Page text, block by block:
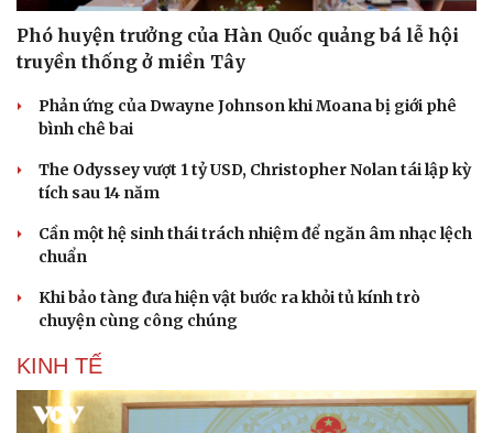
Phó huyện trưởng của Hàn Quốc quảng bá lễ hội
truyền thống ở miền Tây
Phản ứng của Dwayne Johnson khi Moana bị giới phê
bình chê bai
The Odyssey vượt 1 tỷ USD, Christopher Nolan tái lập kỳ
tích sau 14 năm
Cần một hệ sinh thái trách nhiệm để ngăn âm nhạc lệch
chuẩn
Khi bảo tàng đưa hiện vật bước ra khỏi tủ kính trò
chuyện cùng công chúng
KINH TẾ